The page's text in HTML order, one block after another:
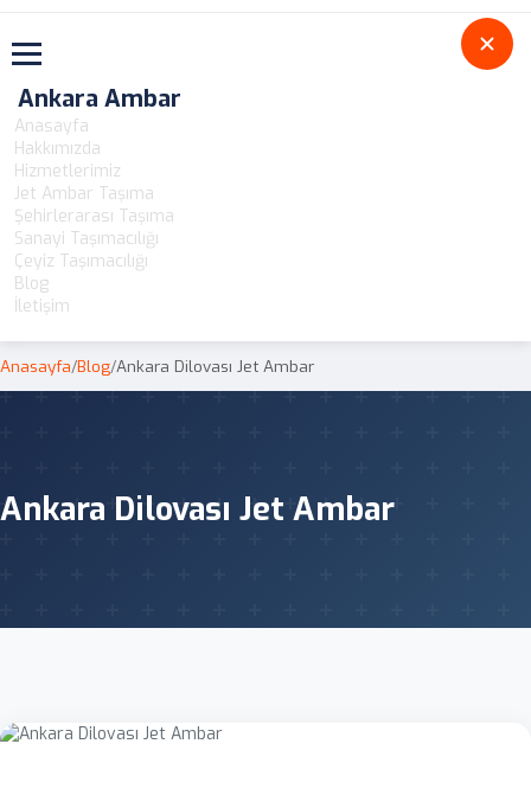
Toggle navigation
Ankara Ambar
Anasayfa
Hakkımızda
Hizmetlerimiz
Jet Ambar Taşıma
Şehirlerarası Taşıma
Sanayi Taşımacılığı
Çeyiz Taşımacılığı
Blog
İletişim
Anasayfa/Blog/Ankara Dilovası Jet Ambar
Ankara Dilovası Jet Ambar